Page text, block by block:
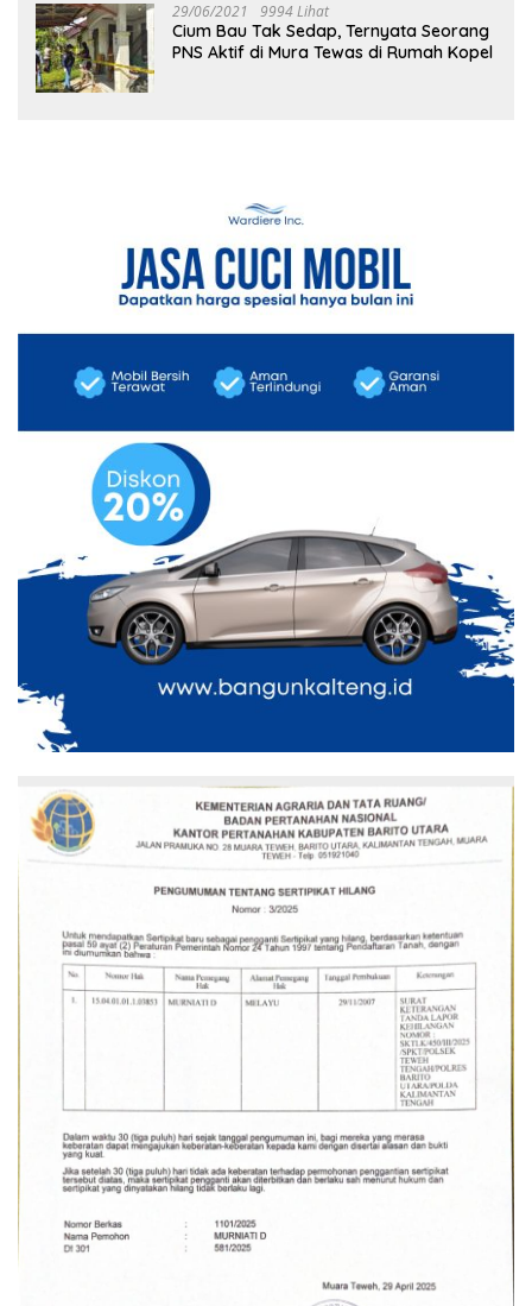
29/06/2021 9994 Lihat
Cium Bau Tak Sedap, Ternyata Seorang
PNS Aktif di Mura Tewas di Rumah Kopel